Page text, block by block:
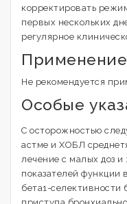
корректировать
первых нескольких
регулярное
Не рекомендуется
Особые
С осторожностью
астме и ХОБЛ
лечение с малых доз
показателей функции
бета1-селективности